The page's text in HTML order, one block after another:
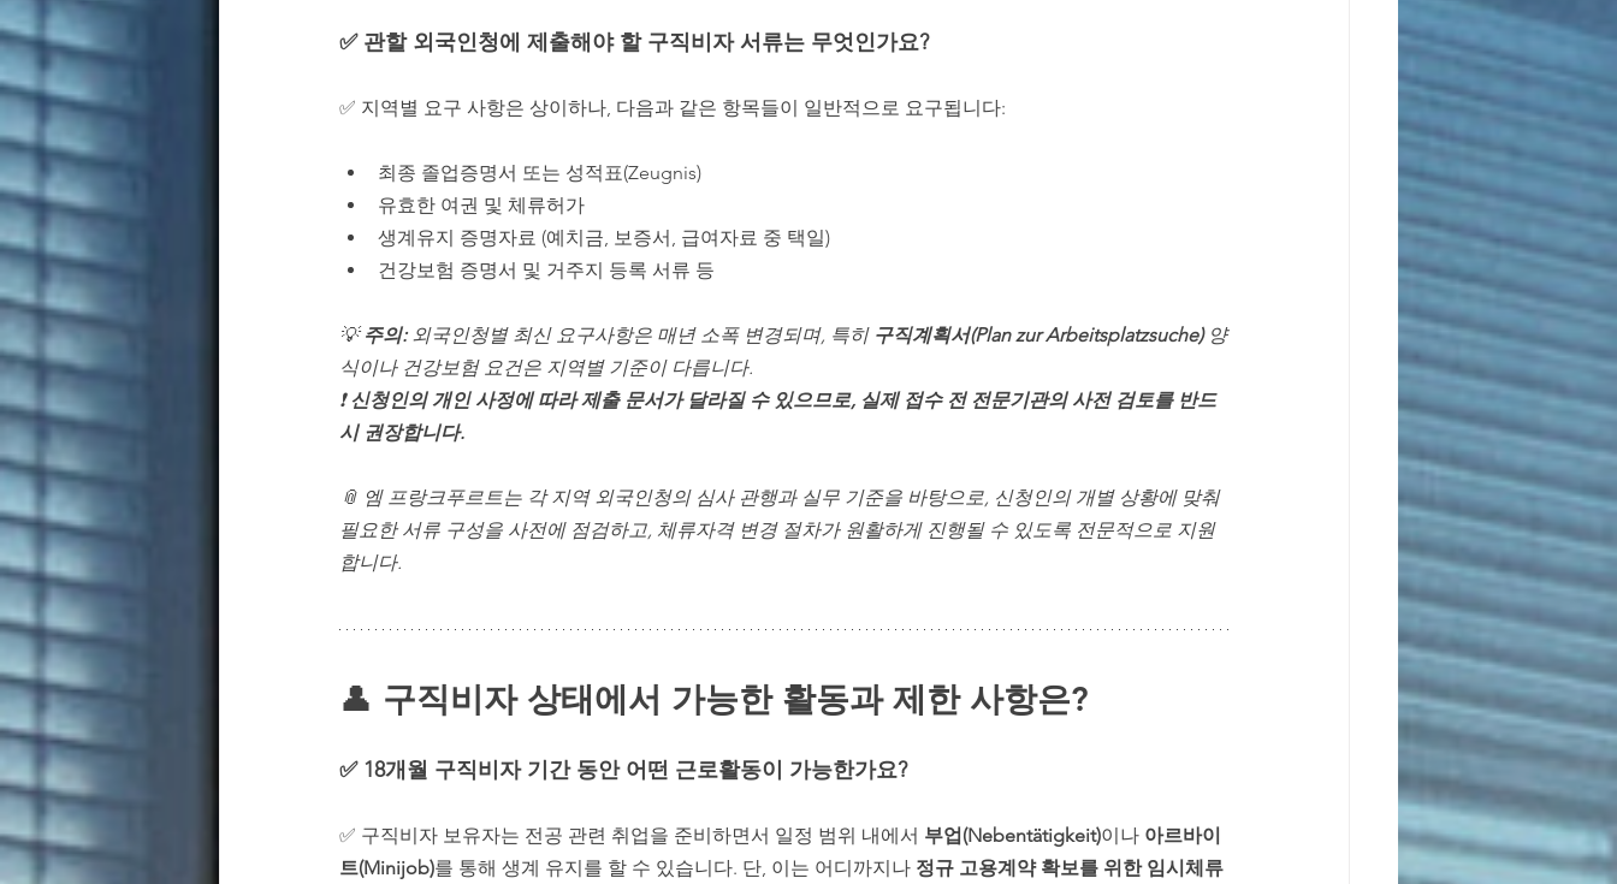
✅ 관할 외국인청에 제출해야 할 구직비자 서류는 무엇인가요?
✅ 지역별 요구 사항은 상이하나, 다음과 같은 항목들이 일반적으로 요구됩니다:
최종 졸업증명서 또는 성적표(Zeugnis)
유효한 여권 및 체류허가
생계유지 증명자료 (예치금, 보증서, 급여자료 중 택일)
건강보험 증명서 및 거주지 등록 서류 등
💡 주의: 외국인청별 최신 요구사항은 매년 소폭 변경되며, 특히 구직계획서(Plan zur Arbeitsplatzsuche) 양
식이나 건강보험 요건은 지역별 기준이 다릅니다.
❗ 신청인의 개인 사정에 따라 제출 문서가 달라질 수 있으므로, 실제 접수 전 전문기관의 사전 검토를 반드
시 권장합니다.
📎 엠 프랑크푸르트는 각 지역 외국인청의 심사 관행과 실무 기준을 바탕으로, 신청인의 개별 상황에 맞춰
필요한 서류 구성을 사전에 점검하고, 체류자격 변경 절차가 원활하게 진행될 수 있도록 전문적으로 지원
합니다.
👤 구직비자 상태에서 가능한 활동과 제한 사항은?
✅ 18개월 구직비자 기간 동안 어떤 근로활동이 가능한가요?
✅ 구직비자 보유자는 전공 관련 취업을 준비하면서 일정 범위 내에서 부업(Nebentätigkeit)이나 아르바이
트(Minijob)를 통해 생계 유지를 할 수 있습니다. 단, 이는 어디까지나 정규 고용계약 확보를 위한 임시체류